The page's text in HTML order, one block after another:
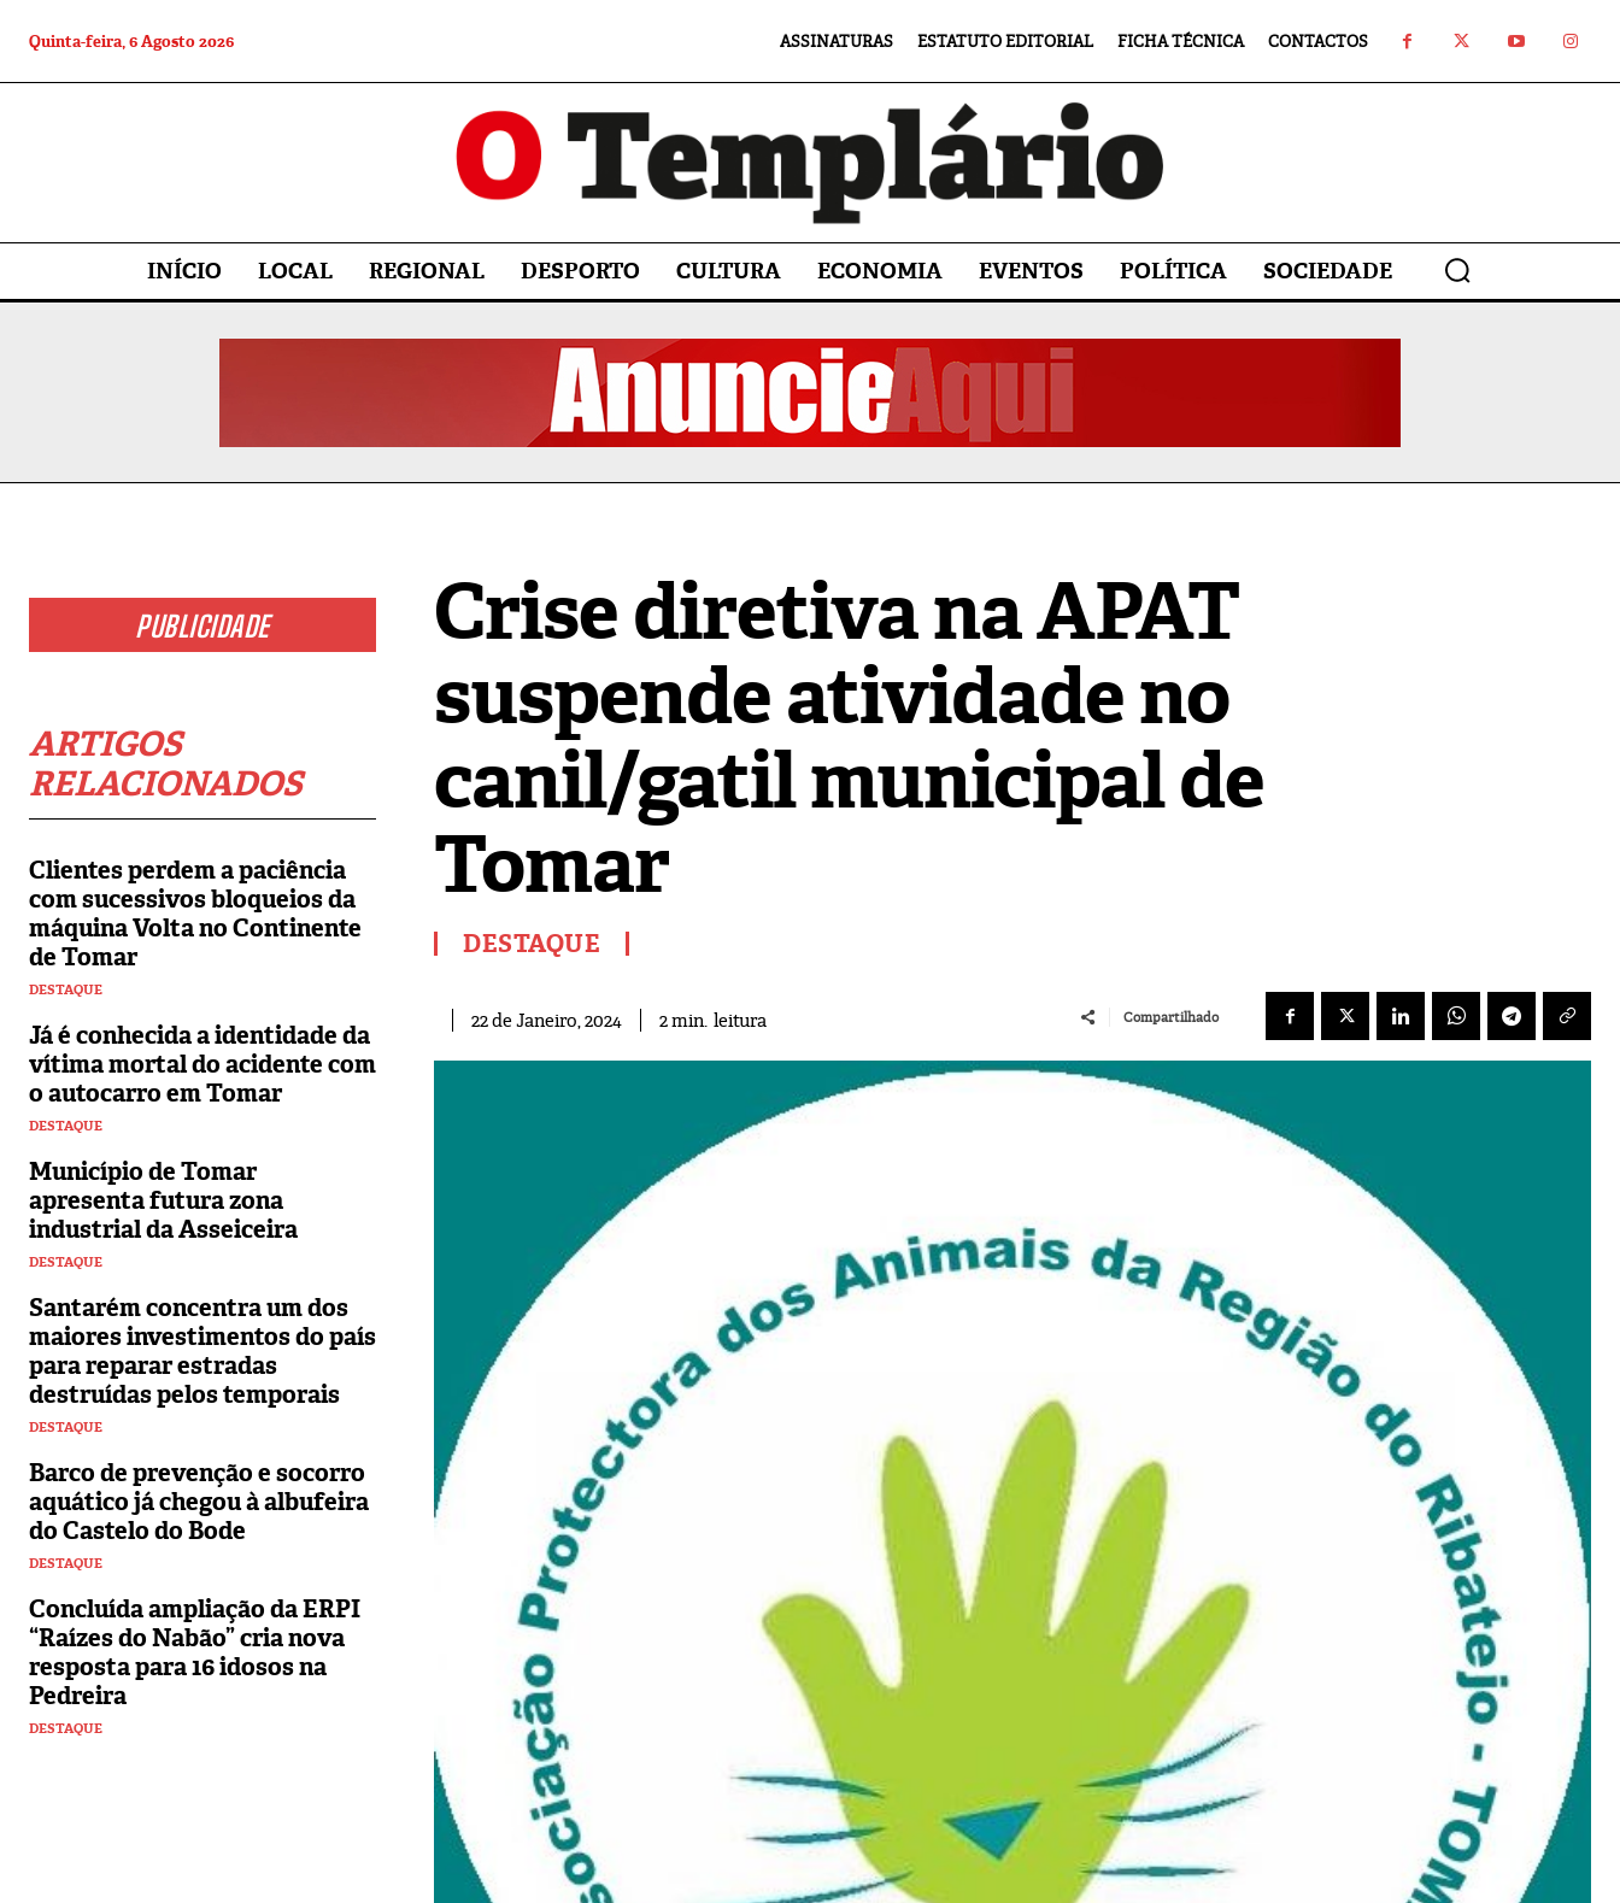
Quinta-feira, 6 Agosto 2026 ASSINATURAS ESTATUTO EDITORIAL FICHA TÉCNICA CONTACTOS
INÍCIO LOCAL REGIONAL DESPORTO CULTURA ECONOMIA EVENTOS POLÍTICA SOCIEDADE
PUBLICIDADE
ARTIGOS
RELACIONADOS
Clientes perdem a paciência
com sucessivos bloqueios da
máquina Volta no Continente
de Tomar
DESTAQUE
Já é conhecida a identidade da
vítima mortal do acidente com
o autocarro em Tomar
DESTAQUE
Município de Tomar
apresenta futura zona
industrial da Asseiceira
DESTAQUE
Santarém concentra um dos
maiores investimentos do país
para reparar estradas
destruídas pelos temporais
DESTAQUE
Barco de prevenção e socorro
aquático já chegou à albufeira
do Castelo do Bode
DESTAQUE
Concluída ampliação da ERPI
“Raízes do Nabão” cria nova
resposta para 16 idosos na
Pedreira
DESTAQUE
Crise diretiva na APAT
suspende atividade no
canil/gatil municipal de
Tomar
DESTAQUE
22 de Janeiro, 2024 2min. leitura Compartilhado